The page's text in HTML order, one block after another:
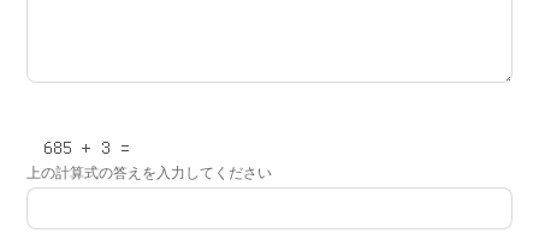
上の計算式の答えを入力してください